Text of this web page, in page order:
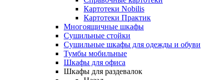
Картотеки Nobilis
Картотеки Практик
Многоящичные шкафы
Сушильные стойки
Сушильные шкафы для одежды и обуви
Тумбы мобильные
Шкафы для офиса
Шкафы для раздевалок